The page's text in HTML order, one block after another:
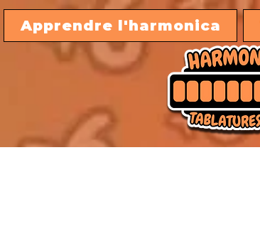
Apprendre l'harmonica